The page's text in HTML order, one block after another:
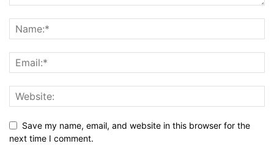
Save my name, email, and website in this browser for the
next time I comment.